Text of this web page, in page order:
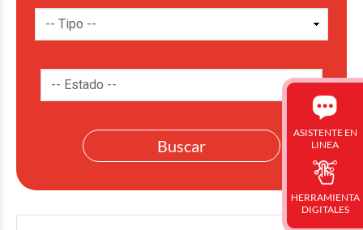
ASISTENTE EN
LINEA
HERRAMIENTA
DIGITALES